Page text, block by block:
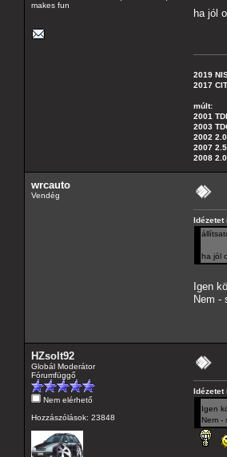
makes fun
ha jól
2019
2017
múlt:
2001
2003
2002
2007
2008 2.0
wrcauto
Vendég
Idézetet
ha jól
Igen
Nem -
HZsolt92
Globál Moderátor
Fórumfüggő
Nem elérhető
Hozzászólások: 23848
Idézetet
Igen
Nem -